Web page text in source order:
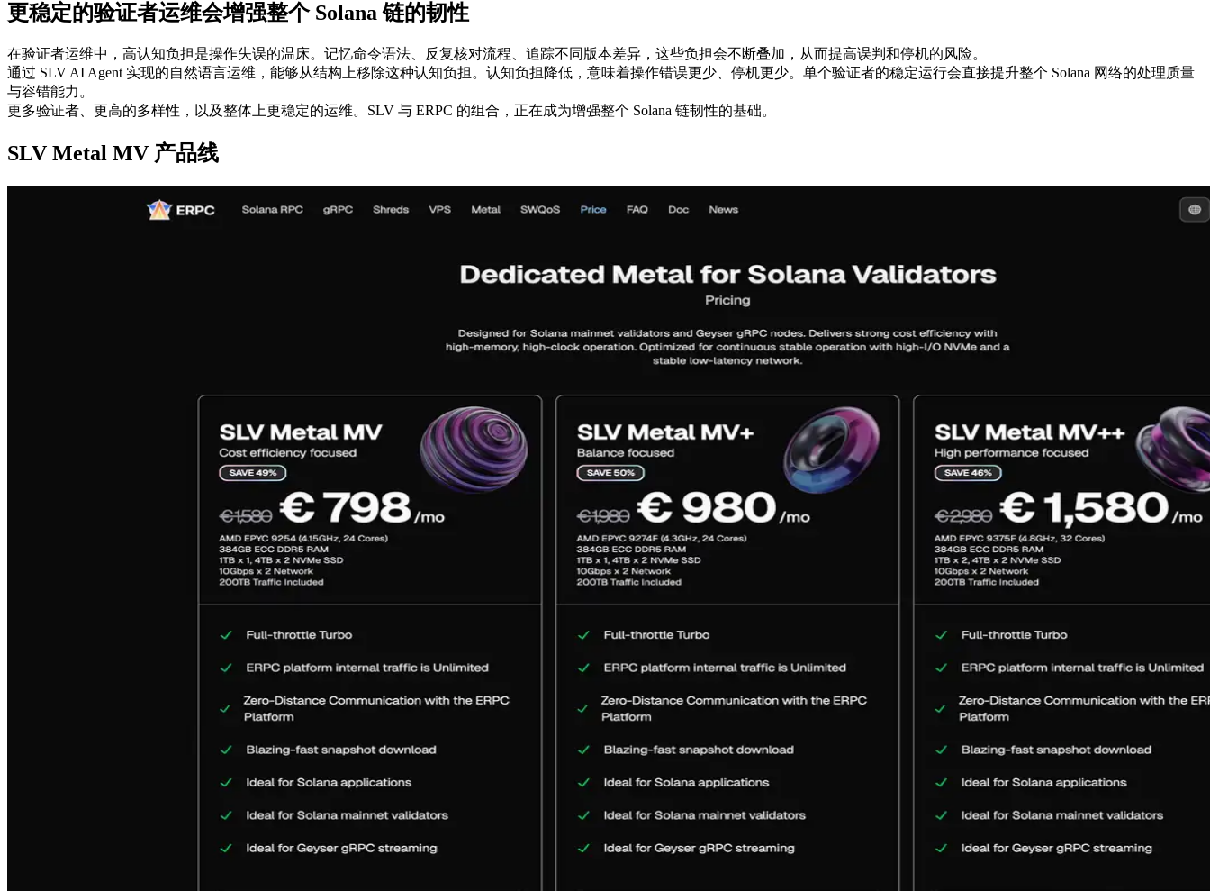
更稳定的验证者运维会增强整个 Solana 链的韧性
在验证者运维中，高认知负担是操作失误的温床。记忆命令语法、反复核对流程、追踪不同版本差异，这些负担会不断叠加，从而提高误判和停机的风险。
通过 SLV AI Agent 实现的自然语言运维，能够从结构上移除这种认知负担。认知负担降低，意味着操作错误更少、停机更少。单个验证者的稳定运行会直接提升整个 Solana 网络的处理质量
与容错能力。
更多验证者、更高的多样性，以及整体上更稳定的运维。SLV 与 ERPC 的组合，正在成为增强整个 Solana 链韧性的基础。
SLV Metal MV 产品线